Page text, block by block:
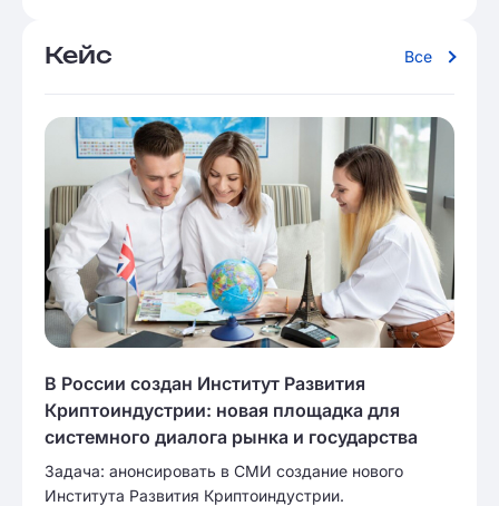
Кейс Все
В России создан Институт Развития
Криптоиндустрии: новая площадка для
системного диалога рынка и государства
Задача: анонсировать в СМИ создание нового
Института Развития Криптоиндустрии.